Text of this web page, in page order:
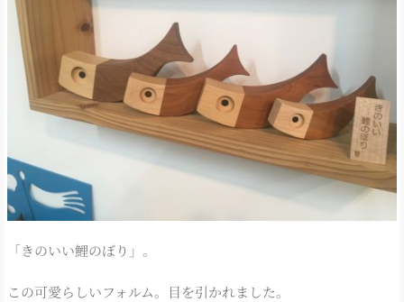
「きのいい鯉のぼり」。
この可愛らしいフォルム。目を引かれました。